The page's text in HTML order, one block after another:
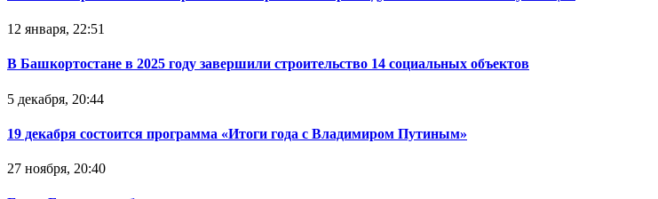
12 января, 22:51
В Башкортостане в 2025 году завершили строительство 14 социальных объектов
5 декабря, 20:44
19 декабря состоится программа «Итоги года с Владимиром Путиным»
27 ноября, 20:40